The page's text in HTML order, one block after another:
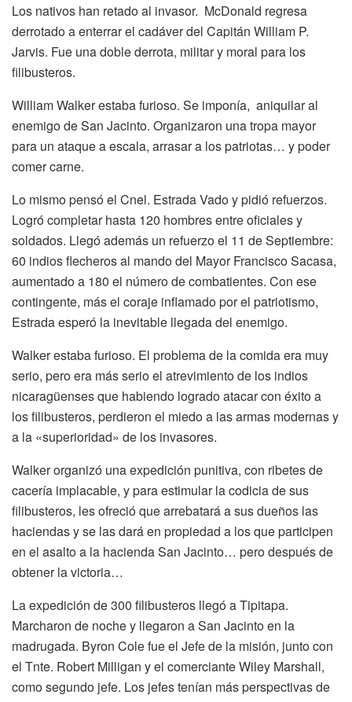
Los nativos han retado al invasor. McDonald regresa
derrotado a enterrar el cadáver del Capitán William P.
Jarvis. Fue una doble derrota, militar y moral para los
filibusteros.
William Walker estaba furioso. Se imponía, aniquilar al
enemigo de San Jacinto. Organizaron una tropa mayor
para un ataque a escala, arrasar a los patriotas… y poder
comer carne.
Lo mismo pensó el Cnel. Estrada Vado y pidió refuerzos.
Logró completar hasta 120 hombres entre oficiales y
soldados. Llegó además un refuerzo el 11 de Septiembre:
60 indios flecheros al mando del Mayor Francisco Sacasa,
aumentado a 180 el número de combatientes. Con ese
contingente, más el coraje inflamado por el patriotismo,
Estrada esperó la inevitable llegada del enemigo.
Walker estaba furioso. El problema de la comida era muy
serio, pero era más serio el atrevimiento de los indios
nicaragüenses que habiendo logrado atacar con éxito a
los filibusteros, perdieron el miedo a las armas modernas y
a la «superioridad» de los invasores.
Walker organizó una expedición punitiva, con ribetes de
cacería implacable, y para estimular la codicia de sus
filibusteros, les ofreció que arrebatará a sus dueños las
haciendas y se las dará en propiedad a los que participen
en el asalto a la hacienda San Jacinto… pero después de
obtener la victoria…
La expedición de 300 filibusteros llegó a Tipitapa.
Marcharon de noche y llegaron a San Jacinto en la
madrugada. Byron Cole fue el Jefe de la misión, junto con
el Tnte. Robert Milligan y el comerciante Wiley Marshall,
como segundo jefe. Los jefes tenían más perspectivas de